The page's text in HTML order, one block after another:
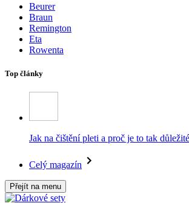
Beurer
Braun
Remington
Eta
Rowenta
Top články
Jak na čištění pleti a proč je to tak důležité
Celý magazín
Přejít na menu